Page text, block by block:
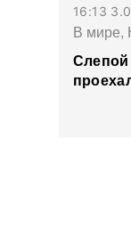
16:13
В мире,
Слепой